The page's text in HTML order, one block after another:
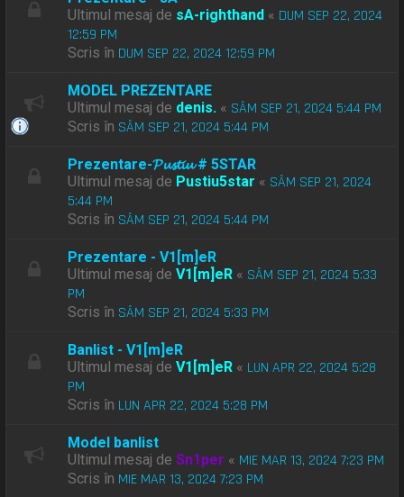
Ultimul mesaj de sA-righthand « DUM SEP 22, 2024
12:59 PM
Scris în DUM SEP 22, 2024 12:59 PM
MODEL PREZENTARE
Ultimul mesaj de denis. « SÂM SEP 21, 2024 5:44 PM
Scris în SÂM SEP 21, 2024 5:44 PM
Prezentare-𝓟𝓾𝓼𝓽𝓲𝓾 # 5STAR
Ultimul mesaj de Pustiu5star « SÂM SEP 21, 2024
5:44 PM
Scris în SÂM SEP 21, 2024 5:44 PM
Prezentare - V1[m]eR
Ultimul mesaj deV1[m]eR « SÂM SEP 21, 2024 5:33
PM
Scris în SÂM SEP 21, 2024 5:33 PM
Banlist - V1[m]eR
Ultimul mesaj deV1[m]eR « LUN APR 22, 2024 5:28
PM
Scris în LUN APR 22, 2024 5:28 PM
Model banlist
Ultimul mesaj deSn1per « MIE MAR 13, 2024 7:23 PM
Scris în MIE MAR 13, 2024 7:23 PM